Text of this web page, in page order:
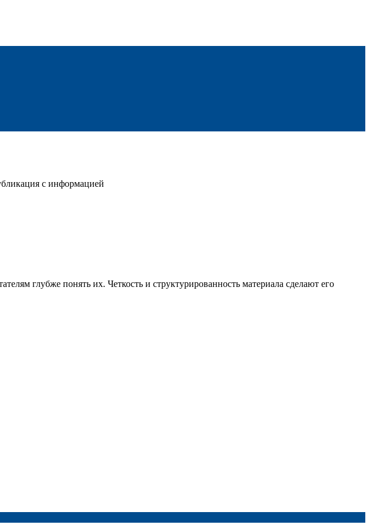
с информацией
глубже понять их. Четкость и структурированность материала сделают его